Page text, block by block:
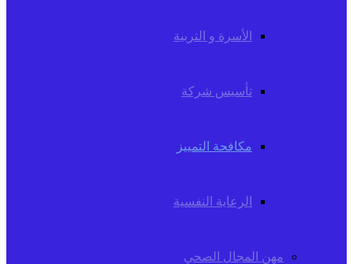
الأسرة و التربية
تأسيس شركة
مكافحة التمييز
الرعاية النفسية
مهن المجال الصحي